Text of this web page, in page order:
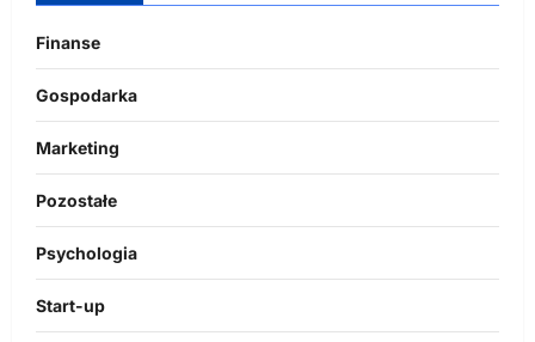
Finanse
Gospodarka
Marketing
Pozostałe
Psychologia
Start-up